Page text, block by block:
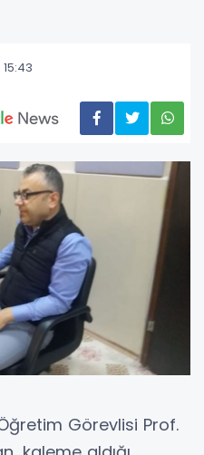
Görevlisi Prof.